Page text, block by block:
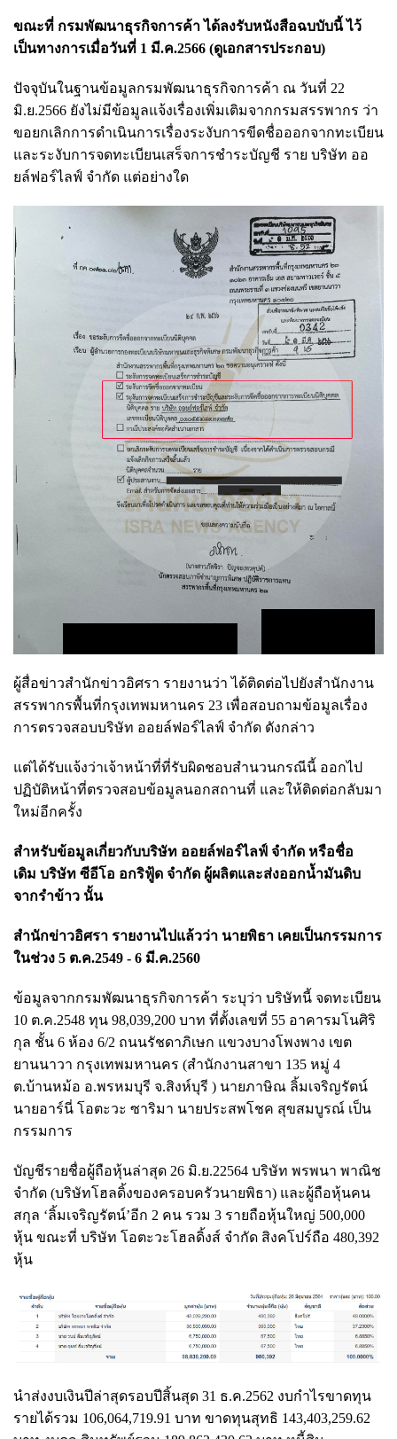
ขณะที่ กรมพัฒนาธุรกิจการค้า ได้ลงรับหนังสือฉบบับนี้ ไว้
เป็นทางการเมื่อวันที่ 1 มี.ค.2566 (ดูเอกสารประกอบ)
ปัจจุบันในฐานข้อมูลกรมพัฒนาธุรกิจการค้า ณ วันที่ 22
มิ.ย.2566 ยังไม่มีข้อมูลแจ้งเรื่องเพิ่มเติมจากกรมสรรพากร ว่า
ขอยกเลิกการดำเนินการเรื่องระงับการขีดชื่อออกจากทะเบียน
และระงับการจดทะเบียนเสร็จการชำระบัญชี ราย บริษัท ออ
ยล์ฟอร์ไลฟ์ จำกัด แต่อย่างใด
ผู้สื่อข่าวสำนักข่าวอิศรา รายงานว่า ได้ติดต่อไปยังสำนักงาน
สรรพากรพื้นที่กรุงเทพมหานคร 23 เพื่อสอบถามข้อมูลเรื่อง
การตรวจสอบบริษัท ออยล์ฟอร์ไลฟ์ จำกัด ดังกล่าว
แต่ได้รับแจ้งว่าเจ้าหน้าที่ที่รับผิดชอบสำนวนกรณีนี้ ออกไป
ปฏิบัติหน้าที่ตรวจสอบข้อมูลนอกสถานที่ และให้ติดต่อกลับมา
ใหม่อีกครั้ง
สำหรับข้อมูลเกี่ยวกับบริษัท ออยล์ฟอร์ไลฟ์ จำกัด หรือชื่อ
เดิม บริษัท ซีอีโอ อกริฟู้ด จำกัด ผู้ผลิตและส่งออกน้ำมันดิบ
จากรำข้าว นั้น
สำนักข่าวอิศรา รายงานไปแล้วว่า นายพิธา เคยเป็นกรรมการ
ในช่วง 5 ต.ค.2549 - 6 มี.ค.2560
ข้อมูลจากกรมพัฒนาธุรกิจการค้า ระบุว่า บริษัทนี้ จดทะเบียน
10 ต.ค.2548 ทุน 98,039,200 บาท ที่ตั้งเลขที่ 55 อาคารมโนศิริ
กุล ชั้น 6 ห้อง 6/2 ถนนรัชดาภิเษก แขวงบางโพงพาง เขต
ยานนาวา กรุงเทพมหานคร (สำนักงานสาขา 135 หมู่ 4
ต.บ้านหม้อ อ.พรหมบุรี จ.สิงห์บุรี ) นายภาษิณ ลิ้มเจริญรัตน์
นายอาร์นี่ โอตะวะ ซาริมา นายประสพโชค สุขสมบูรณ์ เป็น
กรรมการ
บัญชีรายชื่อผู้ถือหุ้นล่าสุด 26 มิ.ย.22564 บริษัท พรพนา พาณิช
จำกัด (บริษัทโฮลดิ้งของครอบครัวนายพิธา) และผู้ถือหุ้นคน
สกุล ‘ลิ้มเจริญรัตน์’อีก 2 คน รวม 3 รายถือหุ้นใหญ่ 500,000
หุ้น ขณะที่ บริษัท โอตะวะโฮลดิ้งส์ จำกัด สิงคโปร์ถือ 480,392
หุ้น
นำส่งงบเงินปีล่าสุดรอบปีสิ้นสุด 31 ธ.ค.2562 งบกำไรขาดทุน
รายได้รวม 106,064,719.91 บาท ขาดทุนสุทธิ 143,403,259.62